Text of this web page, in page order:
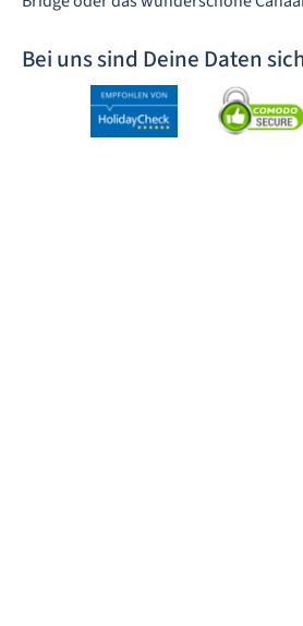
Bei uns sind Deine Daten